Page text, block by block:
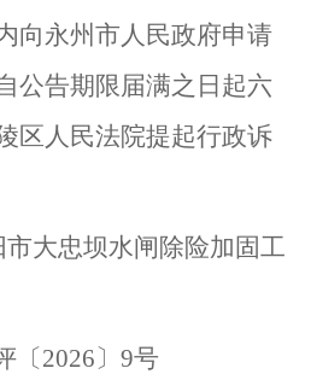
向永州市人民政府申请
公告期限届满之日起六
区人民法院提起行政诉
市大忠坝水闸除险加固工
〔2026〕 9号